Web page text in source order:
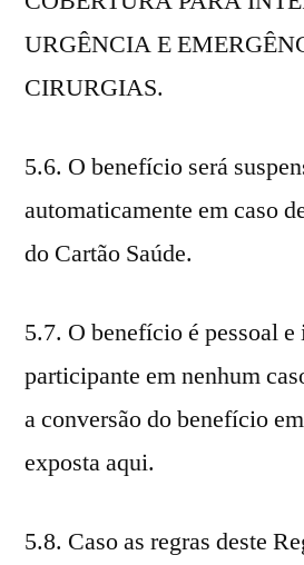
URGÊNCIA E
CIRURGIAS.
5.6. O benefício será
automaticamente em caso
do Cartão Saúde.
5.7. O benefício é pessoal
participante em nenhum
a conversão do benefício
exposta aqui.
5.8. Caso as regras deste